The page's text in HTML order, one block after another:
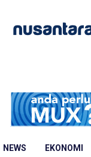
NEWS EKONOMI